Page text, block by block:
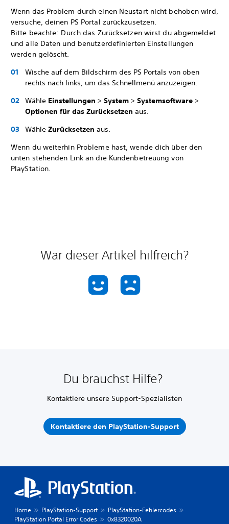
Wenn das Problem durch einen Neustart nicht behoben wird,
versuche, deinen PS Portal zurückzusetzen.
Bitte beachte: Durch das Zurücksetzen wirst du abgemeldet
und alle Daten und benutzerdefinierten Einstellungen
werden gelöscht.
Wische auf dem Bildschirm des PS Portals von oben
rechts nach links, um das Schnellmenü anzuzeigen.
Wähle Einstellungen > System > Systemsoftware >
Optionen für das Zurücksetzen aus.
Wähle Zurücksetzen aus.
Wenn du weiterhin Probleme hast, wende dich über den
unten stehenden Link an die Kundenbetreuung von
PlayStation.
War dieser Artikel hilfreich?
Du brauchst Hilfe?
Kontaktiere unsere Support-Spezialisten
Kontaktiere den PlayStation-Support
Home PlayStation-Support
PlayStation-Fehlercodes
PlayStation Portal Error Codes
0x8320020A